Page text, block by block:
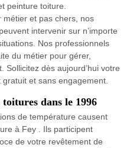
peinture toiture.
métier et pas chers, nos
intervenir sur n’importe
Nos professionnels
du métier pour gérer,
Sollicitez dès aujourd’hui votre
et sans engagement.
dans le 1996
de température causent
à Fey . Ils participent
de votre revêtement de